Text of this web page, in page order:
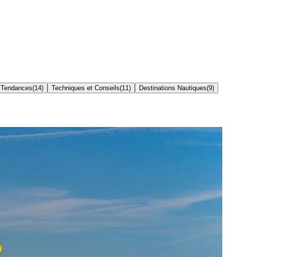
Tendances(14) Techniques et Conseils(11 ) Destinations Nautiques(9)